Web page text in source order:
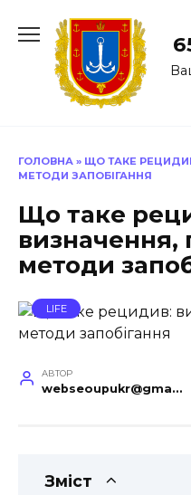
до
ГОЛОВНА » ЩО ТАКЕ
МЕТОДИ ЗАПОБІГАННЯ
Що таке
визначення,
методи
LIFE
АВТОР
webseoupukr@gmail.com
Зміст